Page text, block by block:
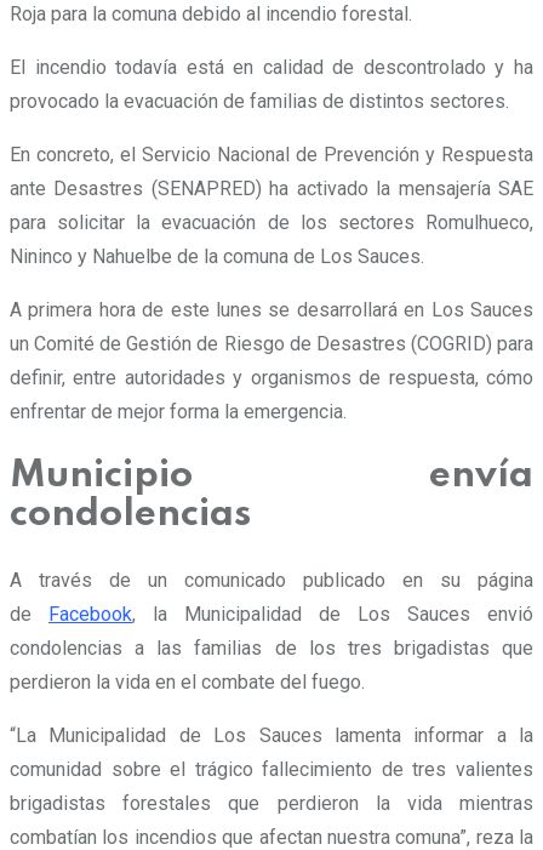
Roja para la comuna debido al incendio forestal.
El incendio todavía está en calidad de descontrolado y ha
provocado la evacuación de familias de distintos sectores.
En concreto, el Servicio Nacional de Prevención y Respuesta
ante Desastres (SENAPRED) ha activado la mensajería SAE
para solicitar la evacuación de los sectores Romulhueco,
Nininco y Nahuelbe de la comuna de Los Sauces.
A primera hora de este lunes se desarrollará en Los Sauces
un Comité de Gestión de Riesgo de Desastres (COGRID) para
definir, entre autoridades y organismos de respuesta, cómo
enfrentar de mejor forma la emergencia.
Municipio envía
condolencias
A través de un comunicado publicado en su página
de Facebook, la Municipalidad de Los Sauces envió
condolencias a las familias de los tres brigadistas que
perdieron la vida en el combate del fuego.
“La Municipalidad de Los Sauces lamenta informar a la
comunidad sobre el trágico fallecimiento de tres valientes
brigadistas forestales que perdieron la vida mientras
combatían los incendios que afectan nuestra comuna”, reza la